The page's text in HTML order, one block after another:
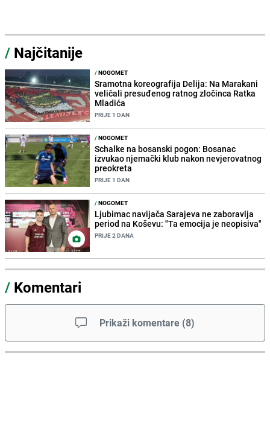
/ Najčitanije
/NOGOMET
Sramotna koreografija Delija: Na Marakani
veličali presuđenog ratnog zločinca Ratka
Mladića
PRIJE 1 DAN
/NOGOMET
Schalke na bosanski pogon: Bosanac
izvukao njemački klub nakon nevjerovatnog
preokreta
PRIJE 1 DAN
/NOGOMET
Ljubimac navijača Sarajeva ne zaboravlja
period na Koševu: "Ta emocija je neopisiva"
PRIJE 2 DANA
/ Komentari
Prikaži komentare (8)